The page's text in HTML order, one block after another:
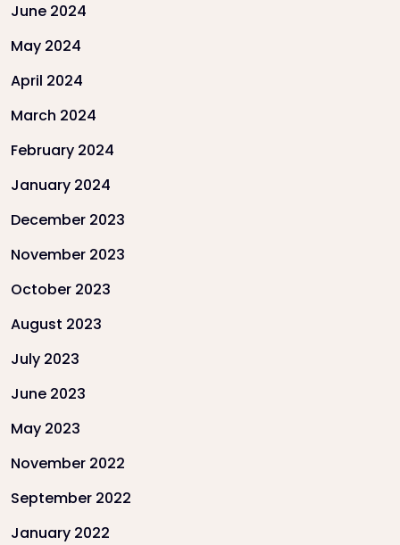
June 2024
May 2024
April 2024
March 2024
February 2024
January 2024
December 2023
November 2023
October 2023
August 2023
July 2023
June 2023
May 2023
November 2022
September 2022
January 2022